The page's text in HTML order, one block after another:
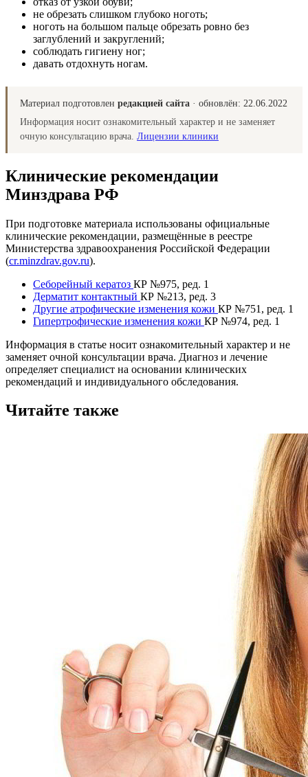
не обрезать слишком глубоко ноготь;
ноготь на большом пальце обрезать ровно без
заглублений и закруглений;
соблюдать гигиену ног;
давать отдохнуть ногам.
Материал подготовлен редакцией сайта · обновлён: 22.06.2022
Информация носит ознакомительный характер и не заменяет
очную консультацию врача. Лицензии клиники
Клинические рекомендации
Минздрава РФ
При подготовке материала использованы официальные
клинические рекомендации, размещённые в реестре
Министерства здравоохранения Российской Федерации
(cr.minzdrav.gov.ru).
Себорейный кератоз КР №975, ред. 1
Дерматит контактный КР №213, ред. 3
Другие атрофические изменения кожи КР №751, ред. 1
Гипертрофические изменения кожи КР №974, ред. 1
Информация в статье носит ознакомительный характер и не
заменяет очной консультации врача. Диагноз и лечение
определяет специалист на основании клинических
рекомендаций и индивидуального обследования.
Читайте также